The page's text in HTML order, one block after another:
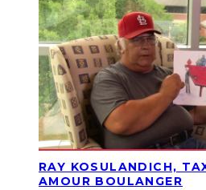
RAY KOSULANDICH,
AMOUR BOULANGER